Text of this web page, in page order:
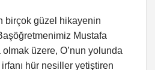
birçok güzel hikayenin
Mustafa
üzere, O’nun yolunda
hür nesiller yetiştiren